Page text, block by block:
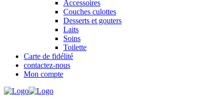
Accessoires
Couches culottes
Desserts et gouters
Laits
Soins
Toilette
Carte de fidélité
contactez-nous
Mon compte